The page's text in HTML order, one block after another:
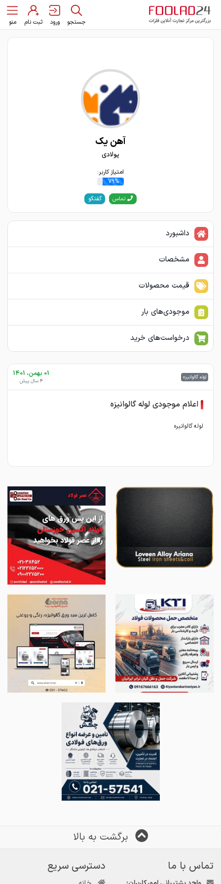
جستجو ورود ثبت نام منو
آهن یک
پولادی
امتیاز کاربر:
79%
تماس گفتگو
داشبورد
مشخصات
قیمت محصولات
موجودی‌های بار
درخواست‌های خرید
لوله گالوانیزه 01 بهمن، 1401
4 سال پیش
اعلام موجودی لوله گالوانیزه
لوله گالوانیره
برگشت به بالا
تماس با ما
دسترسی سریع